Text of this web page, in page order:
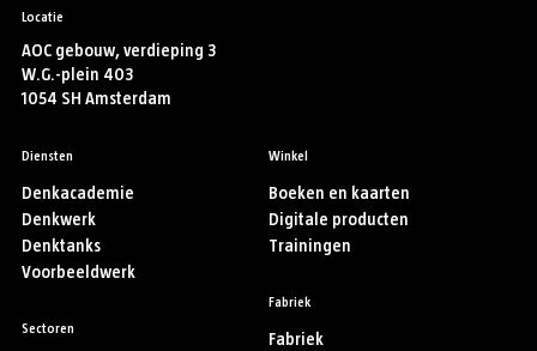
Locatie
AOC gebouw, verdieping 3
W.G.-plein 403
1054 SH Amsterdam
Diensten
Denkacademie
Denkwerk
Denktanks
Voorbeeldwerk
Sectoren
Winkel
Boeken en kaarten
Digitale producten
Trainingen
Fabriek
Fabriek